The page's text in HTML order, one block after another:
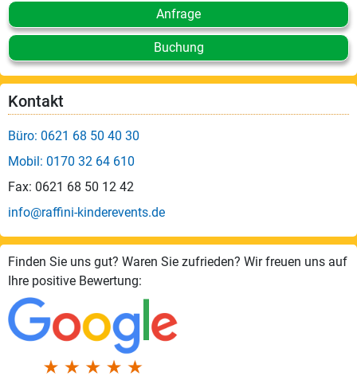
Anfrage
Buchung
Kontakt
Büro: 0621 68 50 40 30
Mobil: 0170 32 64 610
Fax: 0621 68 50 12 42
info@raffini-kinderevents.de
Finden Sie uns gut? Waren Sie zufrieden? Wir freuen uns auf
Ihre positive Bewertung: